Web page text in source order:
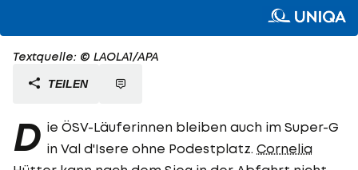
Textquelle: © LAOLA1/APA
TEILEN
D ie ÖSV-Läuferinnen bleiben auch im Super-G
in Val d'Isere ohne Podestplatz. Cornelia